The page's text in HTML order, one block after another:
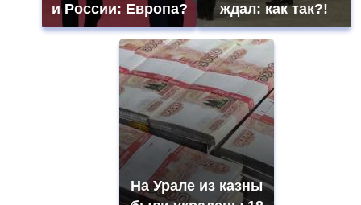
и России: Европа?
ждал: как так?!
На Урале из казны